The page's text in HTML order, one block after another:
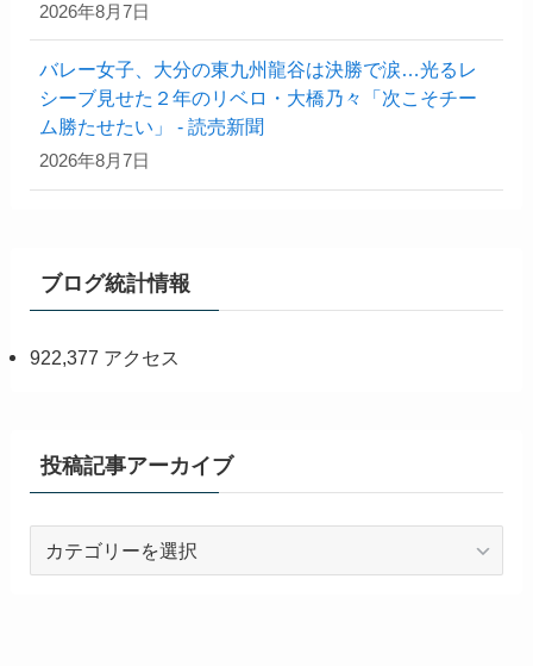
2026年8月7日
バレー女子、大分の東九州龍谷は決勝で涙…光るレ
シーブ見せた２年のリベロ・大橋乃々「次こそチー
ム勝たせたい」 - 読売新聞
2026年8月7日
ブログ統計情報
922,377 アクセス
投稿記事アーカイブ